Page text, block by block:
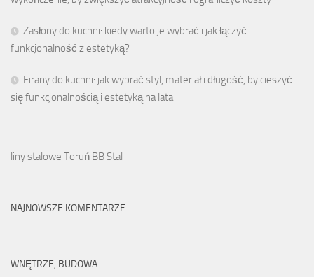
Zasłony do kuchni: kiedy warto je wybrać i jak łączyć
funkcjonalność z estetyką?
Firany do kuchni: jak wybrać styl, materiał i długość, by cieszyć
się funkcjonalnością i estetyką na lata
liny stalowe Toruń BB Stal
NAJNOWSZE KOMENTARZE
WNĘTRZE, BUDOWA